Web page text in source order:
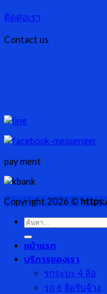
ติดต่อเรา
Contact us
pay ment
Copyright 2026 ©
ค้นหา:
หน้าแรก
บริการของเรา
รกระบะ 4 ล้อ
รถ 6 ล้อรับจ้าง